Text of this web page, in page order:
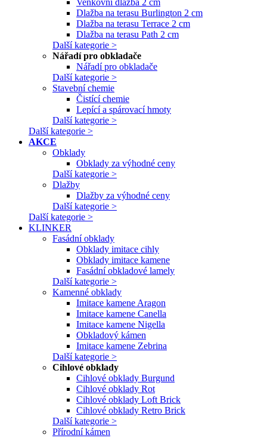
Venkovní dlažba 2 cm
Dlažba na terasu Burlington 2 cm
Dlažba na terasu Terrace 2 cm
Dlažba na terasu Path 2 cm
Další kategorie >
Nářadí pro obkladače
Nářadí pro obkladače
Další kategorie >
Stavební chemie
Čistící chemie
Lepící a spárovací hmoty
Další kategorie >
Další kategorie >
AKCE
Obklady
Obklady za výhodné ceny
Další kategorie >
Dlažby
Dlažby za výhodné ceny
Další kategorie >
Další kategorie >
KLINKER
Fasádní obklady
Obklady imitace cihly
Obklady imitace kamene
Fasádní obkladové lamely
Další kategorie >
Kamenné obklady
Imitace kamene Aragon
Imitace kamene Canella
Imitace kamene Nigella
Obkladový kámen
Imitace kamene Zebrina
Další kategorie >
Cihlové obklady
Cihlové obklady Burgund
Cihlové obklady Rot
Cihlové obklady Loft Brick
Cihlové obklady Retro Brick
Další kategorie >
Přírodní kámen